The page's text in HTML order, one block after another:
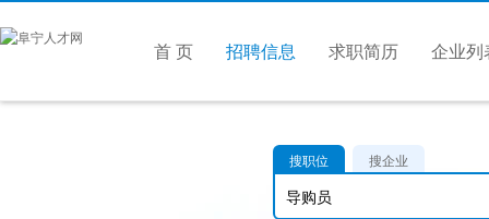
首 页 招聘信息 求职简历 企业列
搜职位 搜企业